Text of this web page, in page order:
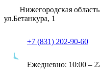
Нижегородская
ул.Бетанкура, 1
+7 (831) 202-90-60
Ежедневно: 10:00 –